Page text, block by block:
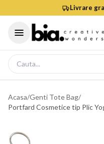
Livrare
Acasa/Genti Tote Bag/
Portfard Cosmetice tip Plic